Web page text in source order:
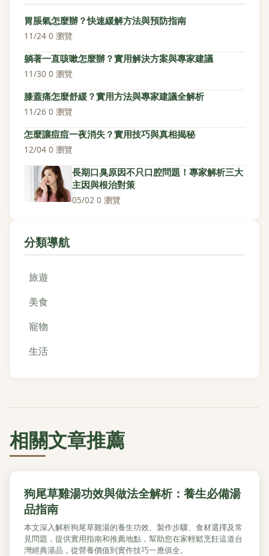
胃脹氣怎麼辦？快速緩解方法與預防指南
11/24·0 瀏覽
躺著一直咳嗽怎麼辦？實用解決方案與專家建議
11/30·0 瀏覽
膝蓋痛怎麼舒緩？實用方法與專家建議全解析
11/26·0 瀏覽
怎麼讓痘痘一夜消失？實用技巧與真相揭秘
12/04·0 瀏覽
長期口臭原因不只口腔問題！專家解析三大
主因與根治對策
05/02·0 瀏覽
分類導航
旅遊
美食
寵物
生活
相關文章推薦
狗尾草雞湯功效與做法全解析：養生必備湯
品指南
本文深入解析狗尾草雞湯的養生功效、製作步驟、食材選擇及常
見問題，提供實用指南和推薦地點，幫助您在家輕鬆烹飪這道台
灣經典湯品，從營養價值到實作技巧一應俱全。